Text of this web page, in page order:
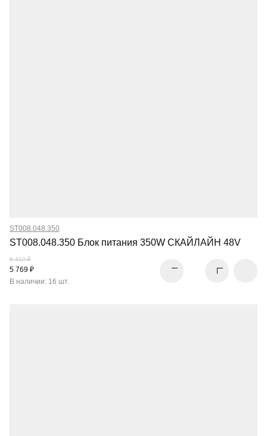
ST008.048.350
ST008.048.350 Блок питания 350W СКАЙЛАЙН 48V
6 410 ₽
5 769 ₽
В наличии: 16 шт.